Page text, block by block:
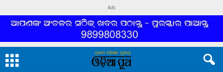
Ads